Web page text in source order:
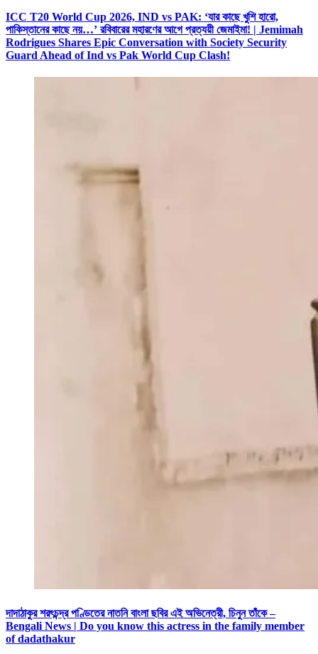
ICC T20 World Cup 2026, IND vs PAK: ‘যার কাছে খুশি হারো,
পাকিস্তানের কাছে নয়…’ রবিবারের মহারণের আগে প্রত্যয়ী জেমাইমা! | Jemimah
Rodrigues Shares Epic Conversation with Society Security
Guard Ahead of Ind vs Pak World Cup Clash!
দাদাঠাকুর শরৎচন্দ্র পণ্ডিতের নাতনি বাংলা ছবির এই অভিনেত্রী, চিনুন তাঁকে –
Bengali News | Do you know this actress in the family member
of dadathakur